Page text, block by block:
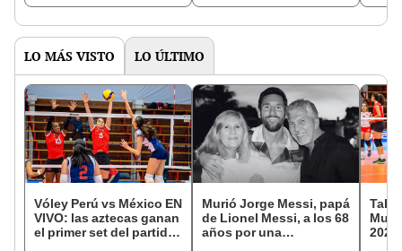
LO MÁS VISTO LO ÚLTIMO
Vóley Perú vs México EN
VIVO: las aztecas ganan
el primer set del partido
Murió Jorge Messi, papá
de Lionel Messi, a los 68
años por una